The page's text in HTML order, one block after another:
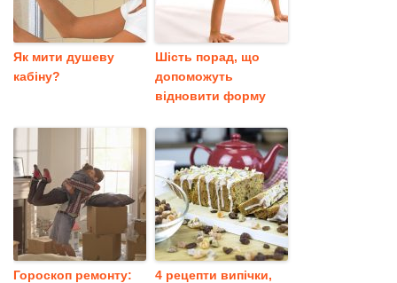
Як мити душеву
кабіну?
Шість порад, що
допоможуть
відновити форму
Гороскоп ремонту:
4 рецепти випічки,